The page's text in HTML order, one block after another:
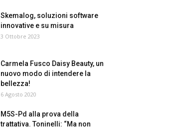
Skemalog, soluzioni software
innovative e su misura
3 Ottobre 2023
Carmela Fusco Daisy Beauty, un
nuovo modo di intendere la
bellezza!
6 Agosto 2020
M5S-Pd alla prova della
trattativa. Toninelli: “Ma non